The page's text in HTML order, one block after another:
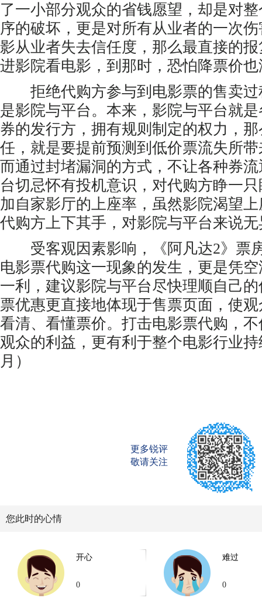
了一小部分观众的省钱愿望，却是对
序的破坏，更是对所有从业者的一次
影从业者失去信任度，那么最直接的
进影院看电影，到那时，恐怕降票价
拒绝代购方参与到电影票的售卖过
是影院与平台。本来，影院与平台就
券的发行方，拥有规则制定的权力，
任，就是要提前预测到低价票流失所
而通过封堵漏洞的方式，不让各种券
台切忌怀有投机意识，对代购方睁一
加自家影厅的上座率，虽然影院渴望
代购方上下其手，对影院与平台来说
受客观因素影响，《阿凡达2》票
电影票代购这一现象的发生，更是凭
一利，建议影院与平台尽快理顺自己
票优惠更直接地体现于售票页面，使
看清、看懂票价。打击电影票代购，
观众的利益，更有利于整个电影行业
月）
更多锐评
敬请关注
您此时的心情
开心
0
难过
0